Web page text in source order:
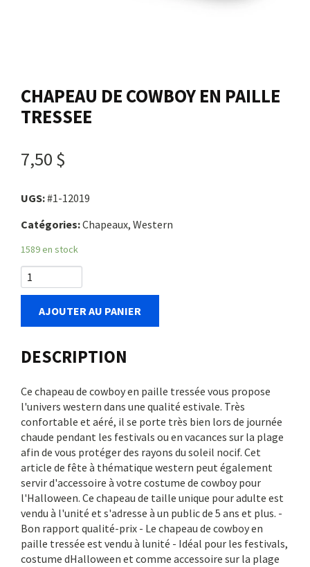
Panier
CHAPEAU DE COWBOY EN PAILLE
TRESSEE
7,50 $
UGS:#1-12019
Catégories:Chapeaux, Western
1589 en stock
AJOUTER AU PANIER
DESCRIPTION
Ce chapeau de cowboy en paille tressée vous propose
l'univers western dans une qualité estivale. Très
confortable et aéré, il se porte très bien lors de journée
chaude pendant les festivals ou en vacances sur la plage
afin de vous protéger des rayons du soleil nocif. Cet
article de fête à thématique western peut également
servir d'accessoire à votre costume de cowboy pour
l'Halloween. Ce chapeau de taille unique pour adulte est
vendu à l'unité et s'adresse à un public de 5 ans et plus. -
Bon rapport qualité-prix - Le chapeau de cowboy en
paille tressée est vendu à lunité - Idéal pour les festivals,
costume dHalloween et comme accessoire sur la plage